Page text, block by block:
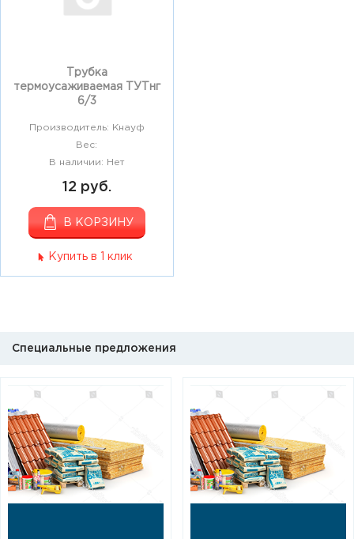
Трубка
термоусаживаемая ТУТнг
6/3
Производитель: Кнауф
Вес:
В наличии: Нет
12 руб.
В КОРЗИНУ
Купить в 1 клик
Специальные предложения